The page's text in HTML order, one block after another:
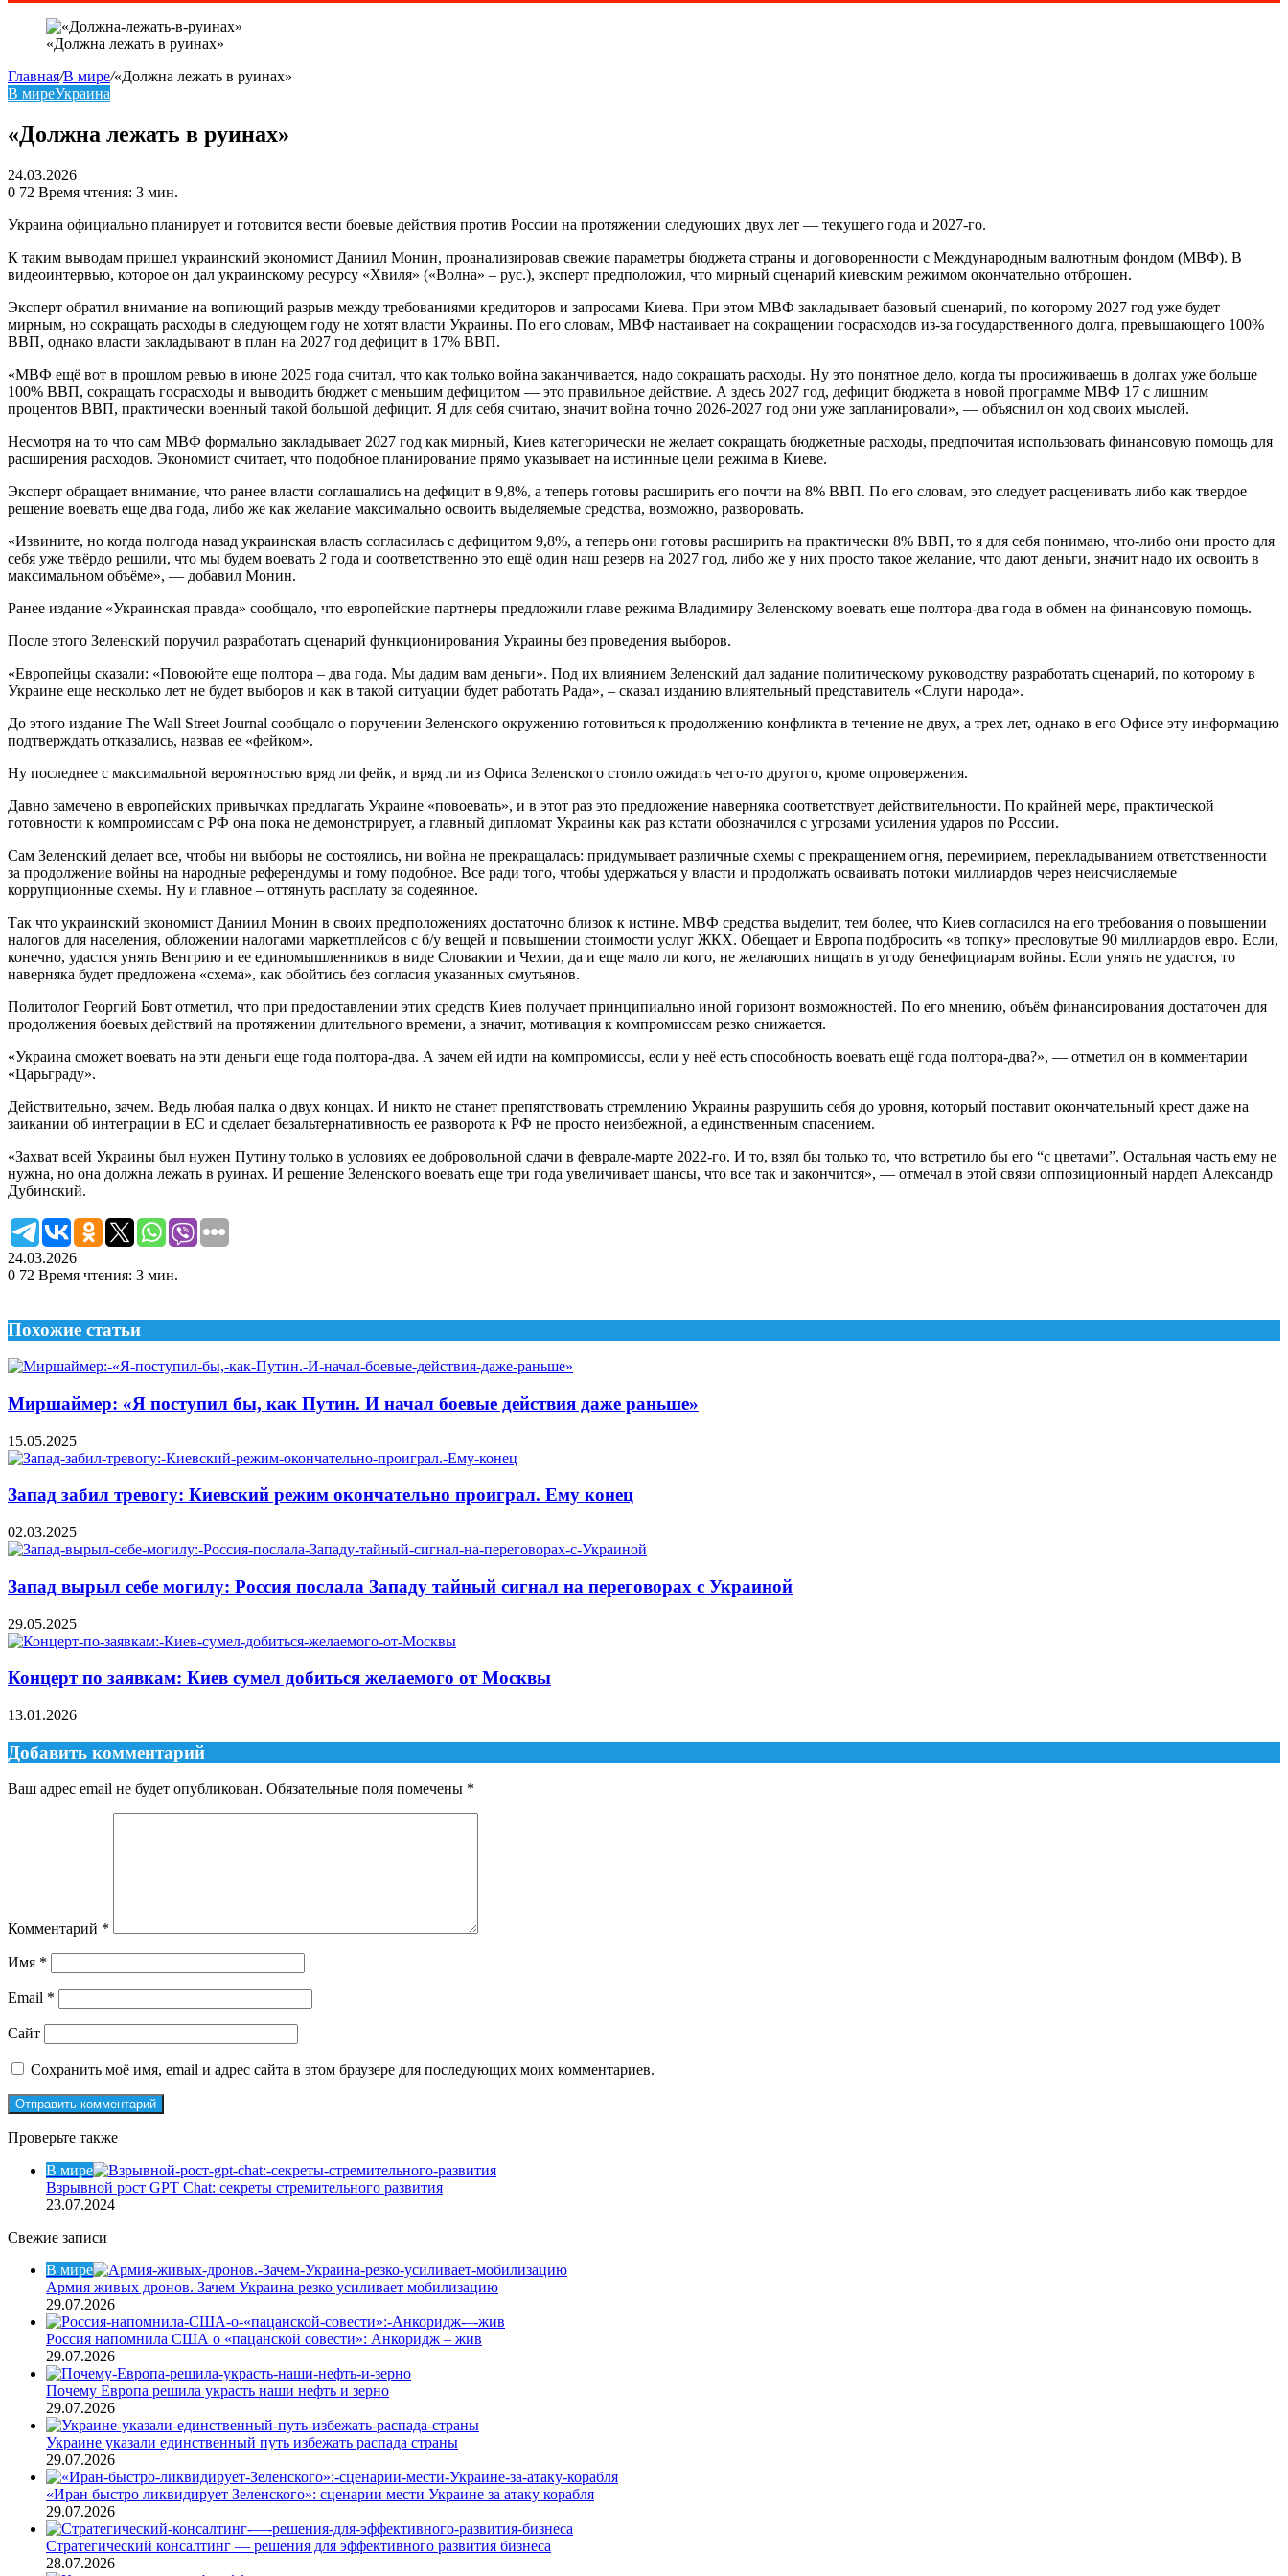
«Должна лежать в руинах»
Главная/В мире/«Должна лежать в руинах»
В миреУкраина
«Должна лежать в руинах»
24.03.2026
0 72 Время чтения: 3 мин.
Украина официально планирует и готовится вести боевые действия против России на протяжении следующих двух лет — текущего года и 2027-го.
К таким выводам пришел украинский экономист Даниил Монин, проанализировав свежие параметры бюджета страны и договоренности с Международным валютным фондом (МВФ). В
видеоинтервью, которое он дал украинскому ресурсу «Хвиля» («Волна» – рус.), эксперт предположил, что мирный сценарий киевским режимом окончательно отброшен.
Эксперт обратил внимание на вопиющий разрыв между требованиями кредиторов и запросами Киева. При этом МВФ закладывает базовый сценарий, по которому 2027 год уже будет
мирным, но сокращать расходы в следующем году не хотят власти Украины. По его словам, МВФ настаивает на сокращении госрасходов из-за государственного долга, превышающего 100%
ВВП, однако власти закладывают в план на 2027 год дефицит в 17% ВВП.
«МВФ ещё вот в прошлом ревью в июне 2025 года считал, что как только война заканчивается, надо сокращать расходы. Ну это понятное дело, когда ты просиживаешь в долгах уже больше
100% ВВП, сокращать госрасходы и выводить бюджет с меньшим дефицитом — это правильное действие. А здесь 2027 год, дефицит бюджета в новой программе МВФ 17 с лишним
процентов ВВП, практически военный такой большой дефицит. Я для себя считаю, значит война точно 2026-2027 год они уже запланировали», — объяснил он ход своих мыслей.
Несмотря на то что сам МВФ формально закладывает 2027 год как мирный, Киев категорически не желает сокращать бюджетные расходы, предпочитая использовать финансовую помощь для
расширения расходов. Экономист считает, что подобное планирование прямо указывает на истинные цели режима в Киеве.
Эксперт обращает внимание, что ранее власти соглашались на дефицит в 9,8%, а теперь готовы расширить его почти на 8% ВВП. По его словам, это следует расценивать либо как твердое
решение воевать еще два года, либо же как желание максимально освоить выделяемые средства, возможно, разворовать.
«Извините, но когда полгода назад украинская власть согласилась с дефицитом 9,8%, а теперь они готовы расширить на практически 8% ВВП, то я для себя понимаю, что-либо они просто для
себя уже твёрдо решили, что мы будем воевать 2 года и соответственно это ещё один наш резерв на 2027 год, либо же у них просто такое желание, что дают деньги, значит надо их освоить в
максимальном объёме», — добавил Монин.
Ранее издание «Украинская правда» сообщало, что европейские партнеры предложили главе режима Владимиру Зеленскому воевать еще полтора-два года в обмен на финансовую помощь.
После этого Зеленский поручил разработать сценарий функционирования Украины без проведения выборов.
«Европейцы сказали: «Повоюйте еще полтора – два года. Мы дадим вам деньги». Под их влиянием Зеленский дал задание политическому руководству разработать сценарий, по которому в
Украине еще несколько лет не будет выборов и как в такой ситуации будет работать Рада», – сказал изданию влиятельный представитель «Слуги народа».
До этого издание The Wall Street Journal сообщало о поручении Зеленского окружению готовиться к продолжению конфликта в течение не двух, а трех лет, однако в его Офисе эту информацию
подтверждать отказались, назвав ее «фейком».
Ну последнее с максимальной вероятностью вряд ли фейк, и вряд ли из Офиса Зеленского стоило ожидать чего-то другого, кроме опровержения.
Давно замечено в европейских привычках предлагать Украине «повоевать», и в этот раз это предложение наверняка соответствует действительности. По крайней мере, практической
готовности к компромиссам с РФ она пока не демонстрирует, а главный дипломат Украины как раз кстати обозначился с угрозами усиления ударов по России.
Сам Зеленский делает все, чтобы ни выборы не состоялись, ни война не прекращалась: придумывает различные схемы с прекращением огня, перемирием, перекладыванием ответственности
за продолжение войны на народные референдумы и тому подобное. Все ради того, чтобы удержаться у власти и продолжать осваивать потоки миллиардов через неисчисляемые
коррупционные схемы. Ну и главное – оттянуть расплату за содеянное.
Так что украинский экономист Даниил Монин в своих предположениях достаточно близок к истине. МВФ средства выделит, тем более, что Киев согласился на его требования о повышении
налогов для населения, обложении налогами маркетплейсов с б/у вещей и повышении стоимости услуг ЖКХ. Обещает и Европа подбросить «в топку» пресловутые 90 миллиардов евро. Если,
конечно, удастся унять Венгрию и ее единомышленников в виде Словакии и Чехии, да и еще мало ли кого, не желающих нищать в угоду бенефициарам войны. Если унять не удастся, то
наверняка будет предложена «схема», как обойтись без согласия указанных смутьянов.
Политолог Георгий Бовт отметил, что при предоставлении этих средств Киев получает принципиально иной горизонт возможностей. По его мнению, объём финансирования достаточен для
продолжения боевых действий на протяжении длительного времени, а значит, мотивация к компромиссам резко снижается.
«Украина сможет воевать на эти деньги еще года полтора-два. А зачем ей идти на компромиссы, если у неё есть способность воевать ещё года полтора-два?», — отметил он в комментарии
«Царьграду».
Действительно, зачем. Ведь любая палка о двух концах. И никто не станет препятствовать стремлению Украины разрушить себя до уровня, который поставит окончательный крест даже на
заикании об интеграции в ЕС и сделает безальтернативность ее разворота к РФ не просто неизбежной, а единственным спасением.
«Захват всей Украины был нужен Путину только в условиях ее добровольной сдачи в феврале-марте 2022-го. И то, взял бы только то, что встретило бы его “с цветами”. Остальная часть ему не
нужна, но она должна лежать в руинах. И решение Зеленского воевать еще три года увеличивает шансы, что все так и закончится», — отмечал в этой связи оппозиционный нардеп Александр
Дубинский.
24.03.2026
0 72 Время чтения: 3 мин.
Похожие статьи
Миршаймер: «Я поступил бы, как Путин. И начал боевые действия даже раньше»
15.05.2025
Запад забил тревогу: Киевский режим окончательно проиграл. Ему конец
02.03.2025
Запад вырыл себе могилу: Россия послала Западу тайный сигнал на переговорах с Украиной
29.05.2025
Концерт по заявкам: Киев сумел добиться желаемого от Москвы
13.01.2026
Добавить комментарий
Ваш адрес email не будет опубликован. Обязательные поля помечены *
Комментарий *
Имя *
Email *
Сайт
Сохранить моё имя, email и адрес сайта в этом браузере для последующих моих комментариев.
Проверьте также
В мире
Взрывной рост GPT Chat: секреты стремительного развития
23.07.2024
Свежие записи
В мире
Армия живых дронов. Зачем Украина резко усиливает мобилизацию
29.07.2026
Россия напомнила США о «пацанской совести»: Анкоридж – жив
29.07.2026
Почему Европа решила украсть наши нефть и зерно
29.07.2026
Украине указали единственный путь избежать распада страны
29.07.2026
«Иран быстро ликвидирует Зеленского»: сценарии мести Украине за атаку корабля
29.07.2026
Стратегический консалтинг — решения для эффективного развития бизнеса
28.07.2026